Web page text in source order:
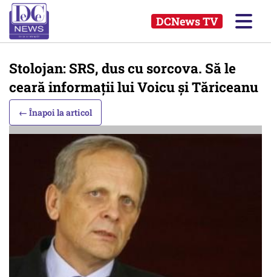
DCNews TV
Stolojan: SRS, dus cu sorcova. Să le
ceară informații lui Voicu și Tăriceanu
← Înapoi la articol